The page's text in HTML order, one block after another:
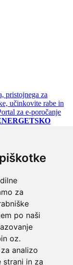
za
po naši
oz.
analizo
strani in za
pristojnega za
učinkovite rabe in
za e-poročanje
izdelovalce in
mesto o državni
in
podatkov